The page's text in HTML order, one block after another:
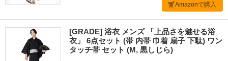
Amazonで購入
[GRADE] 浴衣 メンズ 「上品さを魅せる浴
衣」 6点セット (帯 内帯 巾着 扇子 下駄) ワン
タッチ帯 セット (M, 黒しじら)